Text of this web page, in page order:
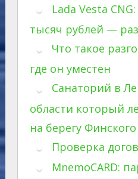
Lada Vesta
тысяч рублей —
Что такое
где он уместен
Санаторий в
области который
на берегу
Проверка
MnemoCARD: